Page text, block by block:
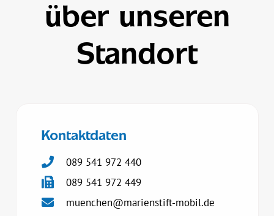
über unseren
Standort
Kontaktdaten
089 541 972 440
089 541 972 449
muenchen@marienstift-mobil.de